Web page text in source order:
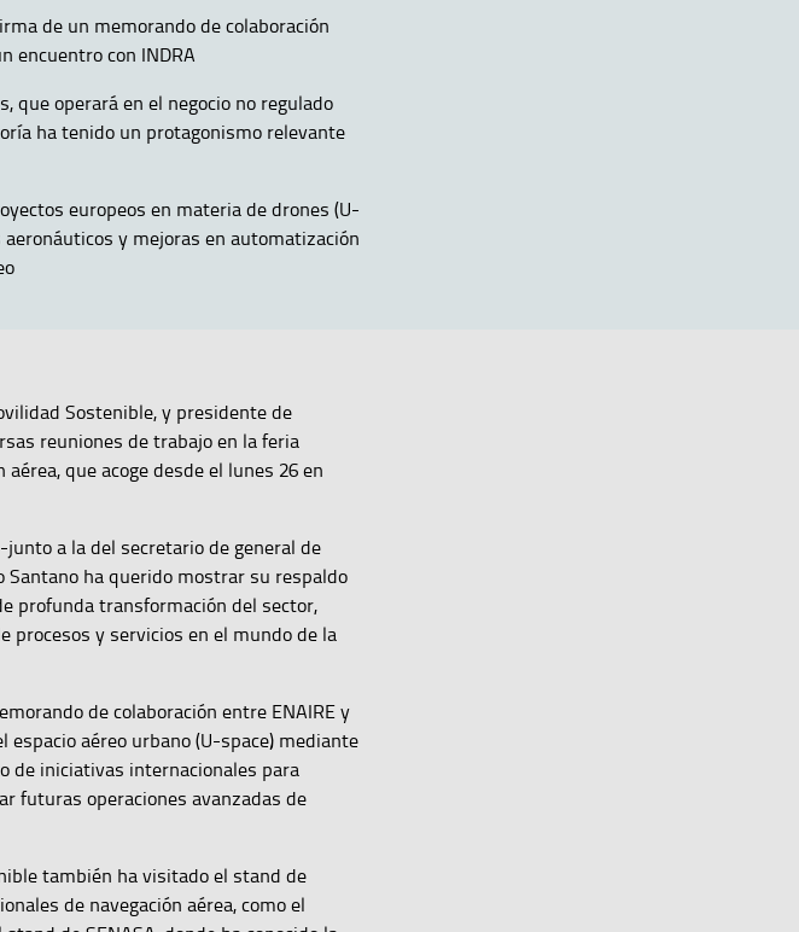
de un memorando de colaboración
encuentro con INDRA
que operará en el negocio no regulado
ha tenido un protagonismo relevante
europeos en materia de drones (U-
y mejoras en automatización
Sostenible, y presidente de
reuniones de trabajo en la feria
que acoge desde el lunes 26 en
a la del secretario de general de
ha querido mostrar su respaldo
profunda transformación del sector,
procesos y servicios en el mundo de la
de colaboración entre ENAIRE y
aéreo urbano (U-space) mediante
de iniciativas internacionales para
futuras operaciones avanzadas de
también ha visitado el stand de
de navegación aérea, como el